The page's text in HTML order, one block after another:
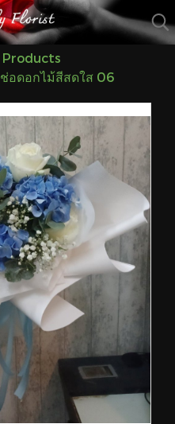
Products
ช่อดอกไม้สีสดใส 06